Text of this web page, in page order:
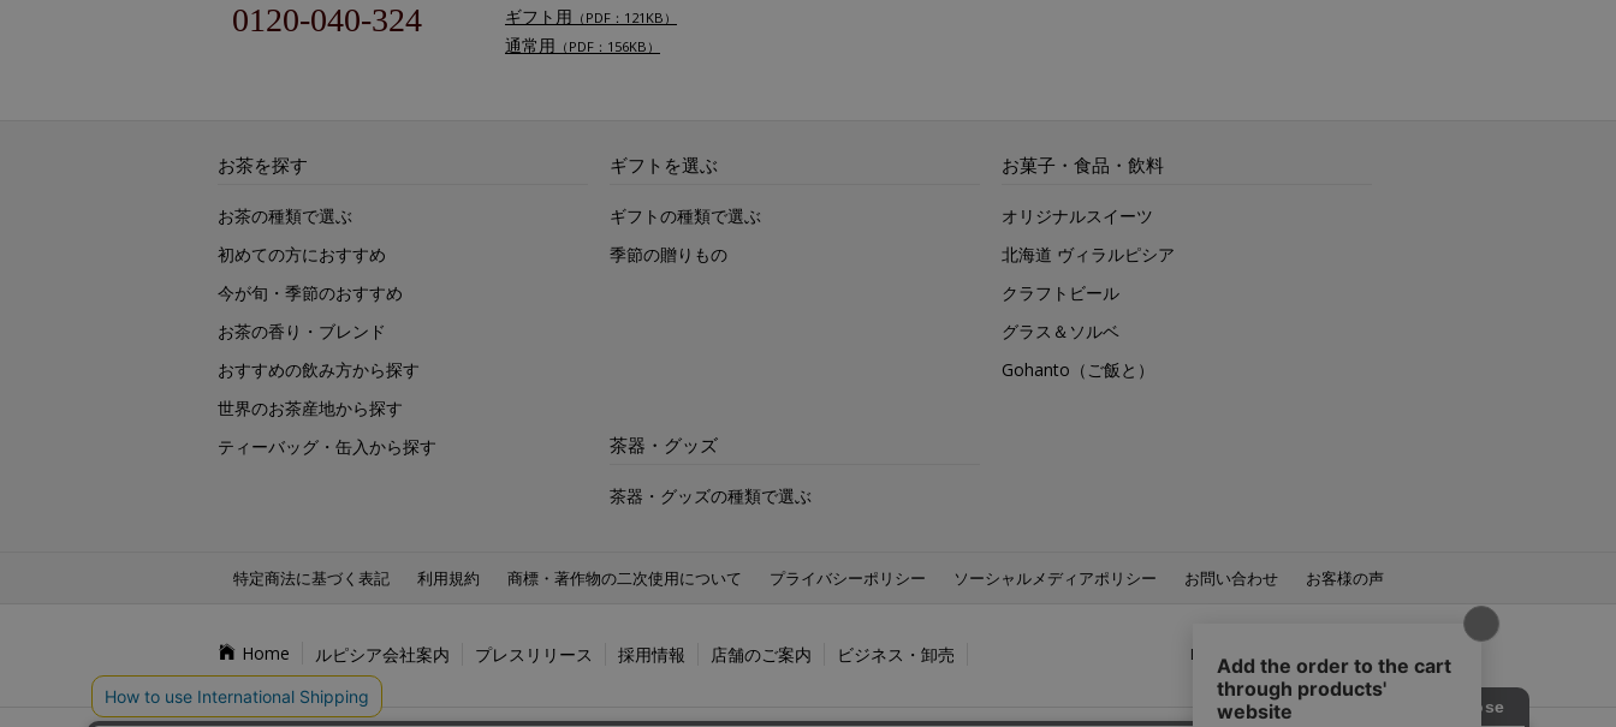
0120-040-324 ギフト用 （PDF：121KB）
通常用 （PDF：156KB）
お茶を探す
お茶の種類で選ぶ
初めての方におすすめ
今が旬・季節のおすすめ
お茶の香り・ブレンド
おすすめの飲み方から探す
世界のお茶産地から探す
ティーバッグ・缶入から探す
ギフトを選ぶ
ギフトの種類で選ぶ
季節の贈りもの
お菓子・食品・飲料
オリジナルスイーツ
北海道 ヴィラルピシア
クラフトビール
グラス＆ソルベ
Gohanto（ご飯と）
茶器・グッズ
茶器・グッズの種類で選ぶ
特定商法に基づく表記 利用規約 商標・著作物の二次使用について プライバシーポリシー ソーシャルメディアポリシー お問い合わせ お客様の声
Home ルピシア会社案内 プレスリリース 採用情報 店舗のご案内 ビジネス・卸売 LUPICIA SNS：